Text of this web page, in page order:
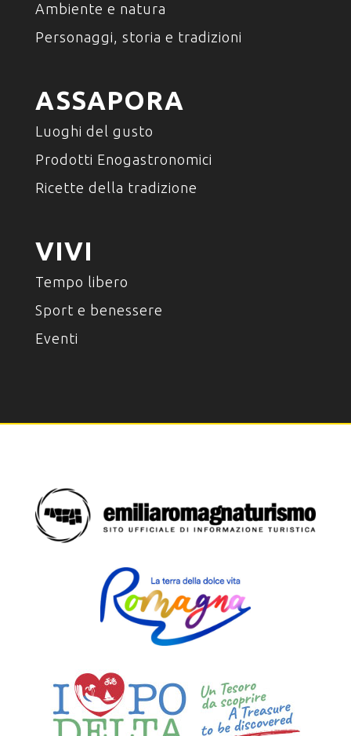
Ambiente e natura
Personaggi, storia e tradizioni
ASSAPORA
Luoghi del gusto
Prodotti Enogastronomici
Ricette della tradizione
VIVI
Tempo libero
Sport e benessere
Eventi